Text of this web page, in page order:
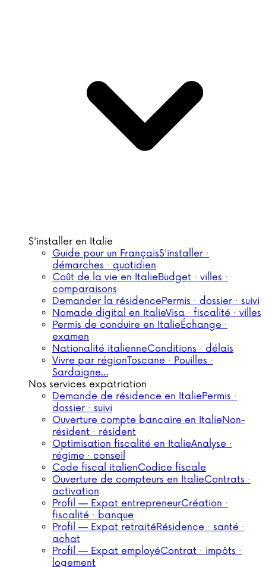
S'installer en Italie
Guide pour un FrançaisS'installer ·
démarches · quotidien
Coût de la vie en ItalieBudget · villes ·
comparaisons
Demander la résidencePermis · dossier · suivi
Nomade digital en ItalieVisa · fiscalité · villes
Permis de conduire en ItalieÉchange ·
examen
Nationalité italienneConditions · délais
Vivre par régionToscane · Pouilles ·
Sardaigne…
Nos services expatriation
Demande de résidence en ItaliePermis ·
dossier · suivi
Ouverture compte bancaire en ItalieNon-
résident · résident
Optimisation fiscalité en ItalieAnalyse ·
régime · conseil
Code fiscal italienCodice fiscale
Ouverture de compteurs en ItalieContrats ·
activation
Profil — Expat entrepreneurCréation ·
fiscalité · banque
Profil — Expat retraitéRésidence · santé ·
achat
Profil — Expat employéContrat · impôts ·
logement